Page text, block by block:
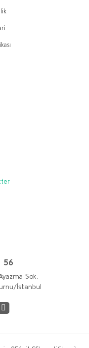
56
Sok.
İstanbul